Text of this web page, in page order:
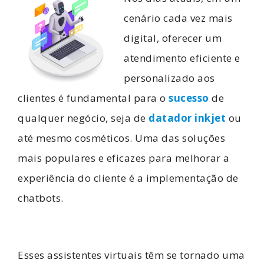
cenário cada vez mais
digital, oferecer um
atendimento eficiente e
personalizado aos
clientes é fundamental para o sucesso de
qualquer negócio, seja de datador inkjet ou
até mesmo cosméticos. Uma das soluções
mais populares e eficazes para melhorar a
experiência do cliente é a implementação de
chatbots.
Esses assistentes virtuais têm se tornado uma